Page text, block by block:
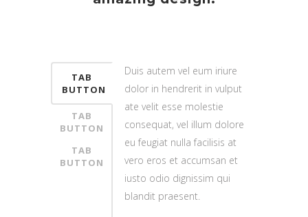
TAB
BUTTON
TAB
BUTTON
TAB
BUTTON
Duis autem vel eum iriure
dolor in hendrerit in vulput
ate velit esse molestie
consequat, vel illum dolore
eu feugiat nulla facilisis at
vero eros et accumsan et
iusto odio dignissim qui
blandit praesent.